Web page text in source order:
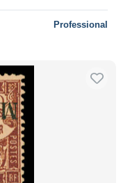
Professional